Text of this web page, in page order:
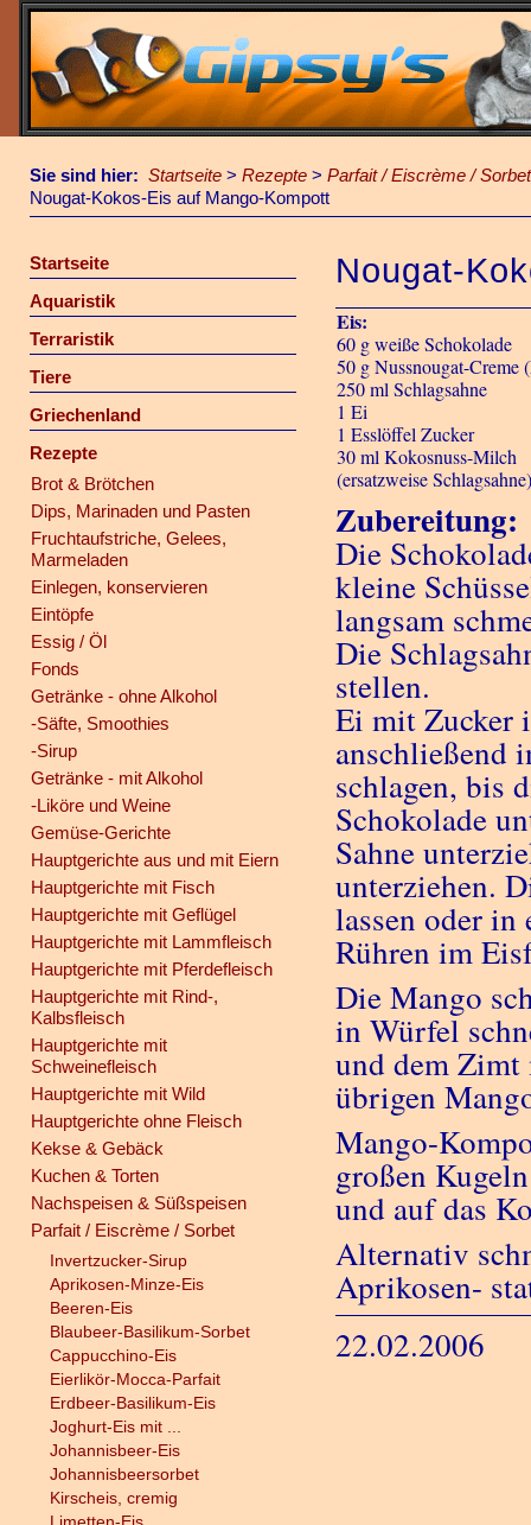
Sie sind hier: Startseite > Rezepte > Parfait / Eiscrème / Sorbet
Nougat-Kokos-Eis auf Mango-Kompott
Startseite
Aquaristik
Terraristik
Tiere
Griechenland
Rezepte
Brot & Brötchen
Dips, Marinaden und Pasten
Fruchtaufstriche, Gelees,
Marmeladen
Einlegen, konservieren
Eintöpfe
Essig / Öl
Fonds
Getränke - ohne Alkohol
-Säfte, Smoothies
-Sirup
Getränke - mit Alkohol
-Liköre und Weine
Gemüse-Gerichte
Hauptgerichte aus und mit Eiern
Hauptgerichte mit Fisch
Hauptgerichte mit Geflügel
Hauptgerichte mit Lammfleisch
Hauptgerichte mit Pferdefleisch
Hauptgerichte mit Rind-,
Kalbsfleisch
Hauptgerichte mit
Schweinefleisch
Hauptgerichte mit Wild
Hauptgerichte ohne Fleisch
Kekse & Gebäck
Kuchen & Torten
Nachspeisen & Süßspeisen
Parfait / Eiscrème / Sorbet
Invertzucker-Sirup
Aprikosen-Minze-Eis
Beeren-Eis
Blaubeer-Basilikum-Sorbet
Cappucchino-Eis
Eierlikör-Mocca-Parfait
Erdbeer-Basilikum-Eis
Joghurt-Eis mit ...
Johannisbeer-Eis
Johannisbeersorbet
Kirscheis, cremig
Nougat-
Eis:
60 g weiße Schokolade
50 g Nussnougat-Creme
250 ml Schlagsahne
1 Ei
1 Esslöffel Zucker
30 ml Kokosnuss-Milch
(ersatzweise
Zubereitung:
Die
kleine
langsam
Die
stellen.
Ei mit Zucker
anschließend
schlagen, bis
Schokolade
Sahne
unterziehen.
lassen oder in
Rühren im
Die Mango
in Würfel
und dem
übrigen
Mango-
großen
und auf das
Alternativ
Aprikosen-
22.02.2006